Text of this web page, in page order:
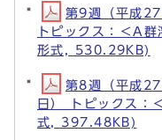
第9週（平成
トピックス：＜A
形式, 530.29KB)
第8週（平成
日） トピックス：
式, 397.48KB)